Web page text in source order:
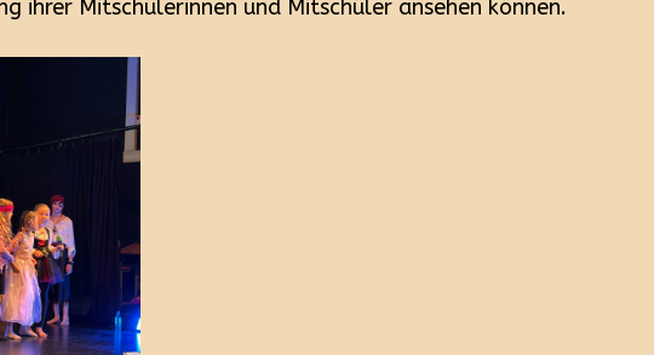
ihrer Mitschülerinnen und Mitschüler ansehen können.